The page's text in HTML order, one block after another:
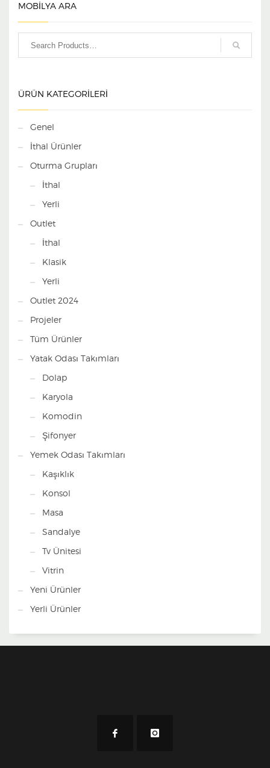
MOBİLYA ARA
ÜRÜN KATEGORILERI
Genel
İthal Ürünler
Oturma Grupları
İthal
Yerli
Outlet
İthal
Klasik
Yerli
Outlet 2024
Projeler
Tüm Ürünler
Yatak Odası Takımları
Dolap
Karyola
Komodin
Şifonyer
Yemek Odası Takımları
Kaşıklık
Konsol
Masa
Sandalye
Tv Ünitesi
Vitrin
Yeni Ürünler
Yerli Ürünler